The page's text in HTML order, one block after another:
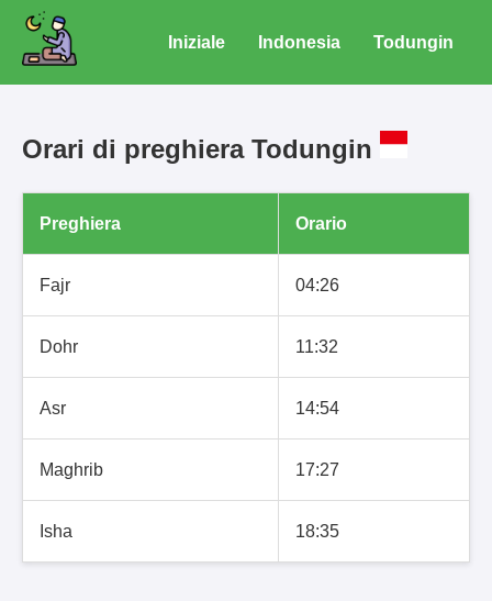
Iniziale Indonesia Todungin
Orari di preghiera Todungin
Preghiera Orario
Fajr 04:26
Dohr 11:32
Asr 14:54
Maghrib 17:27
Isha 18:35